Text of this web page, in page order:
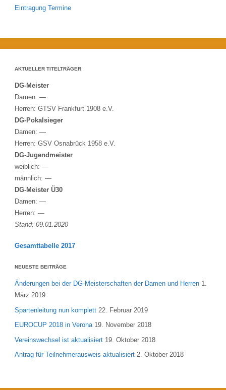
Eintragung Termine
AKTUELLER TITELTRÄGER
DG-Meister
Damen: —
Herren: GTSV Frankfurt 1908 e.V.
DG-Pokalsieger
Damen: —
Herren: GSV Osnabrück 1958 e.V.
DG-Jugendmeister
weiblich: —
männlich: —
DG-Meister Ü30
Damen: —
Herren: —
Stand: 09.01.2020
Gesamttabelle 2017
NEUESTE BEITRÄGE
Änderungen bei der DG-Meisterschaften der Damen und Herren 1.
März 2019
Spartenleitung nun komplett 22. Februar 2019
EUROCUP 2018 in Verona 19. November 2018
Vereinswechsel ist aktualisiert 19. Oktober 2018
Antrag für Teilnehmerausweis aktualisiert 2. Oktober 2018